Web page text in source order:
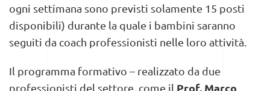
ogni settimana sono previsti solamente 15 posti
disponibili) durante la quale i bambini saranno
seguiti da coach professionisti nelle loro attività.
Il programma formativo – realizzato da due
professionisti del settore, come il Prof. Marco